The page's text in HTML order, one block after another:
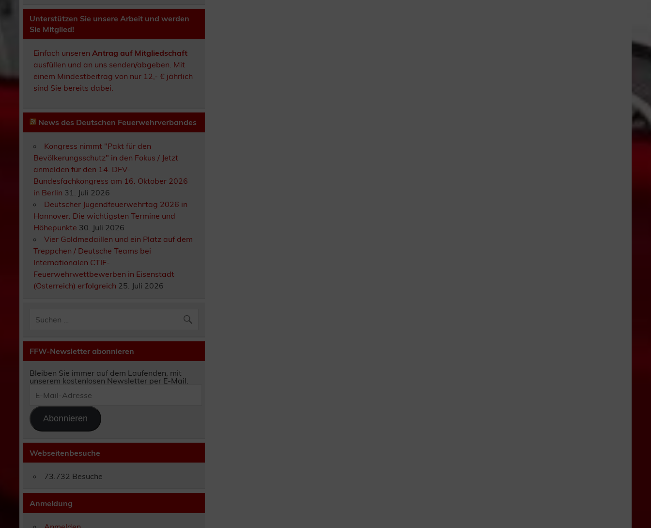
Unterstützen Sie unsere Arbeit und werden
Sie Mitglied!
Einfach unserenAntrag auf Mitgliedschaft
ausfüllen und an uns senden/abgeben. Mit
einem Mindestbeitrag von nur 12,- € jährlich
sind Sie bereits dabei.
News des Deutschen Feuerwehrverbandes
Kongress nimmt "Pakt für den
Bevölkerungsschutz" in den Fokus / Jetzt
anmelden für den 14. DFV-
Bundesfachkongress am 16. Oktober 2026
in Berlin 31. Juli 2026
Deutscher Jugendfeuerwehrtag 2026 in
Hannover: Die wichtigsten Termine und
Höhepunkte 30. Juli 2026
Vier Goldmedaillen und ein Platz auf dem
Treppchen / Deutsche Teams bei
Internationalen CTIF-
Feuerwehrwettbewerben in Eisenstadt
(Österreich) erfolgreich 25. Juli 2026
FFW-Newsletter abonnieren
Bleiben Sie immer auf dem Laufenden, mit
unserem kostenlosen Newsletter per E-Mail.
Mail-
Adresse
Abonnieren
Webseitenbesuche
73.732 Besuche
Anmeldung